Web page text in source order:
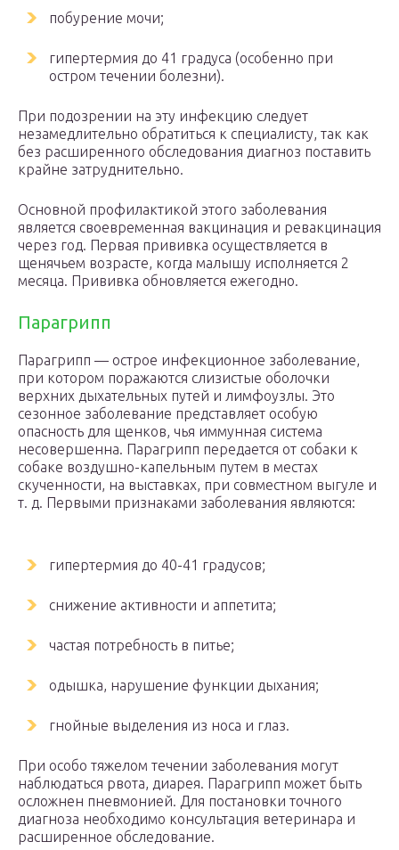
побурение мочи;
гипертермия до 41 градуса (особенно при
остром течении болезни).
При подозрении на эту инфекцию следует
незамедлительно обратиться к специалисту, так как
без расширенного обследования диагноз поставить
крайне затруднительно.
Основной профилактикой этого заболевания
является своевременная вакцинация и ревакцинация
через год. Первая прививка осуществляется в
щенячьем возрасте, когда малышу исполняется 2
месяца. Прививка обновляется ежегодно.
Парагрипп
Парагрипп — острое инфекционное заболевание,
при котором поражаются слизистые оболочки
верхних дыхательных путей и лимфоузлы. Это
сезонное заболевание представляет особую
опасность для щенков, чья иммунная система
несовершенна. Парагрипп передается от собаки к
собаке воздушно-капельным путем в местах
скученности, на выставках, при совместном выгуле и
т. д. Первыми признаками заболевания являются:
гипертермия до 40-41 градусов;
снижение активности и аппетита;
частая потребность в питье;
одышка, нарушение функции дыхания;
гнойные выделения из носа и глаз.
При особо тяжелом течении заболевания могут
наблюдаться рвота, диарея. Парагрипп может быть
осложнен пневмонией. Для постановки точного
диагноза необходимо консультация ветеринара и
расширенное обследование.